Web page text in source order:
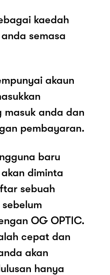
kaedah
semasa
akaun
masuk anda dan
pembayaran.
baru
diminta
sebuah
OG OPTIC.
cepat dan
akan
hanya